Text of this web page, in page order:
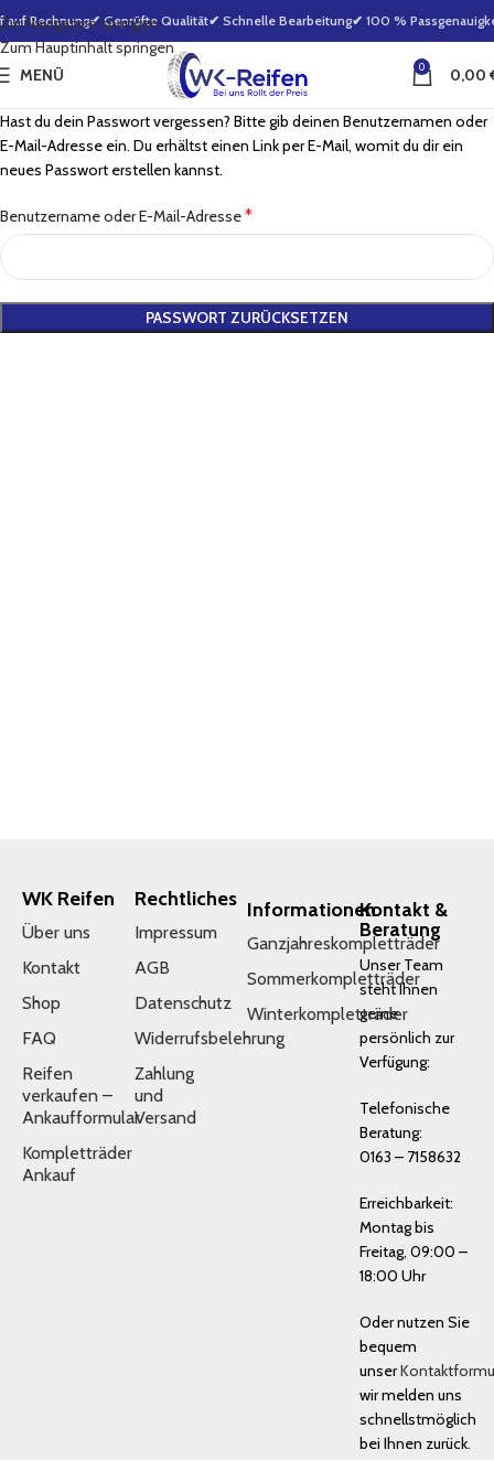
Zur Navigation springen
Zum Hauptinhalt springen
Rechnung✔ Geprüfte Qualität✔ Schnelle Bearbeitung✔ 100 %
MENÜ 0 0,00
Hast du dein Passwort vergessen? Bitte gib deinen Benutzernamen oder
E-Mail-Adresse ein. Du erhältst einen Link per E-Mail, womit du dir ein
neues Passwort erstellen kannst.
Benutzername oder E-Mail-Adresse*
PASSWORT ZURÜCKSETZEN
WK Reifen
Über uns
Kontakt
Shop
FAQ
Reifen
verkaufen –
Ankaufformular
Kompletträder
Ankauf
Rechtliches
Impressum
AGB
Datenschutz
Widerrufsbelehrung
Zahlung
und
Versand
Informationen
Ganzjahreskompletträder
Sommerkompletträder
Winterkompletträder
Kontakt &
Beratung
Unser Team
steht Ihnen
gerne
persönlich zur
Verfügung:
Telefonische
Beratung:
0163 – 7158632
Erreichbarkeit:
Montag bis
Freitag, 09:00 –
18:00 Uhr
Oder nutzen Sie
bequem
unser
wir melden uns
schnellstmöglich
bei Ihnen zurück.